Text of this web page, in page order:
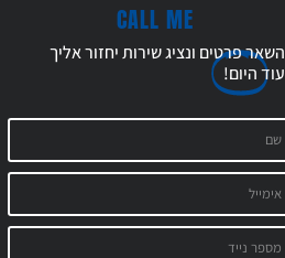
CALL ME
השאר פרטים ונציג שירות יחזור אליך
עודהיום!